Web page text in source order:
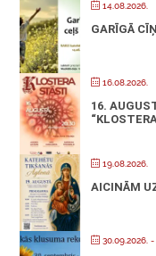
14.08.2026.
GARĪGĀ
16.08.2026.
16.
19.08.2026.
AICINĀM
30.09.2026. -